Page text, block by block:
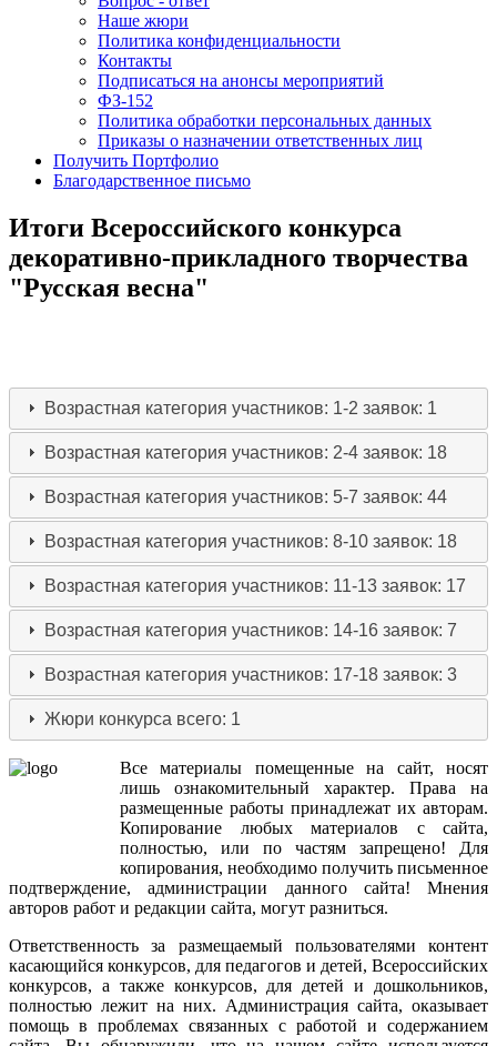
Наше жюри
Политика конфиденциальности
Контакты
Подписаться на анонсы мероприятий
ФЗ-152
Политика обработки персональных данных
Приказы о назначении ответственных лиц
Получить Портфолио
Благодарственное письмо
Итоги Всероссийского конкурса
декоративно-прикладного творчества
"Русская весна"
Возрастная категория участников: 1-2заявок: 1
Возрастная категория участников: 2-4заявок: 18
Возрастная категория участников: 5-7заявок: 44
Возрастная категория участников: 8-10заявок: 18
Возрастная категория участников: 11-13заявок: 17
Возрастная категория участников: 14-16заявок: 7
Возрастная категория участников: 17-18заявок: 3
Жюри конкурса всего: 1
Все материалы помещенные на сайт,носят
лишь
ознакомительный характер. Права
на
размещенные работы принадлежат их авторам.
Копирование
любых материалов с сайта,
полностью, или по частям запрещено! Для
копирования, необходимо получить письменное
подтверждение,администрации данного сайта! Мнения
авторов работ и редакции сайта, могут разниться.
Ответственность
за размещаемый пользователями
контент
касающийся конкурсов, для педагогов и детей, Всероссийских
конкурсов, а также конкурсов, для детей и дошкольников,
полностью лежит на них. Администрация сайта, оказывает
помощь в проблемах связанных с работой и содержанием